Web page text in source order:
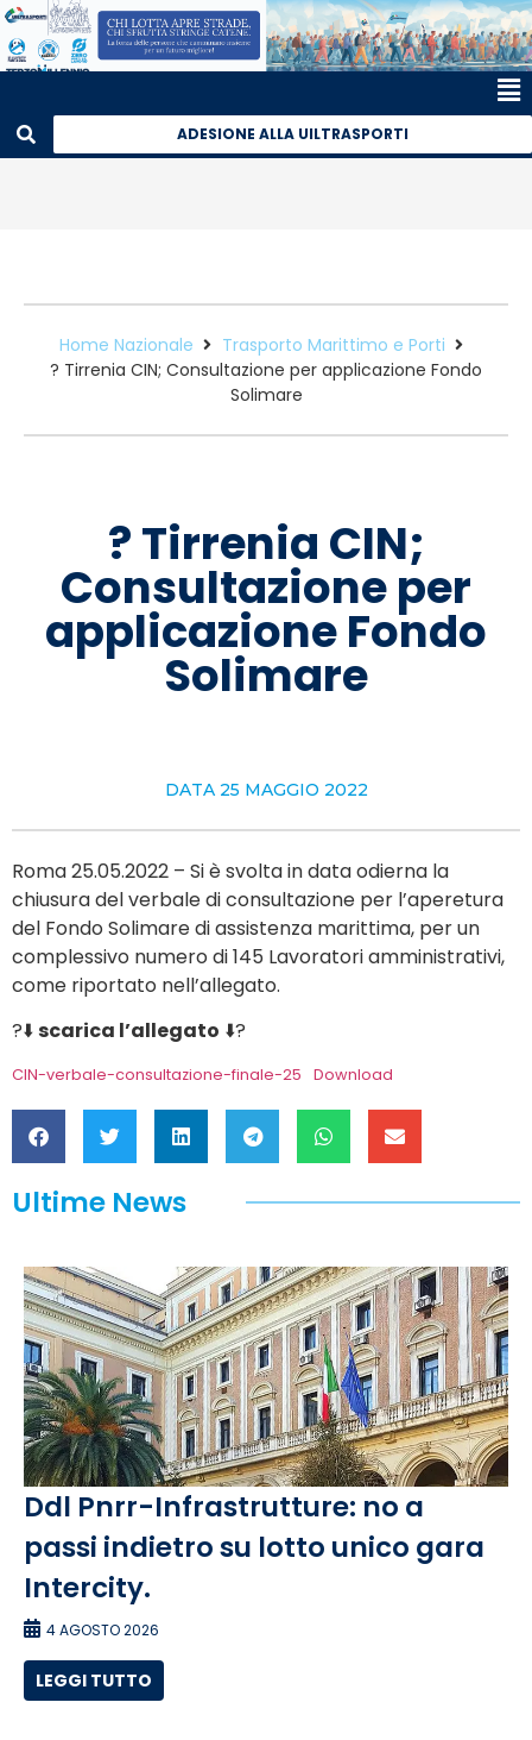
ADESIONE ALLA UILTRASPORTI
Home Nazionale
Trasporto Marittimo e Porti
? Tirrenia CIN; Consultazione per applicazione Fondo
Solimare
? Tirrenia CIN;
Consultazione per
applicazione Fondo
Solimare
DATA 25 MAGGIO 2022
Roma 25.05.2022 – Si è svolta in data odierna la
chiusura del verbale di consultazione per l’aperetura
del Fondo Solimare di assistenza marittima, per un
complessivo numero di 145 Lavoratori amministrativi,
come riportato nell’allegato.
?⬇️scarica l’allegato ⬇️?
CIN-verbale-consultazione-finale-25 Download
Ultime News
Ddl Pnrr-Infrastrutture: no a
passi indietro su lotto unico gara
Intercity.
4 AGOSTO 2026
LEGGI TUTTO